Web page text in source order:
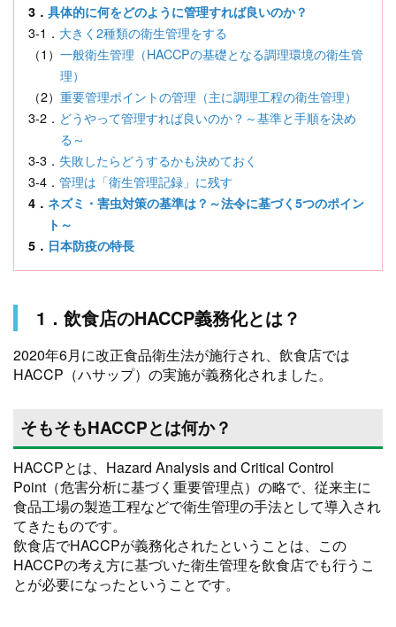
3． 具体的に何をどのように管理すれば良いのか？
3-1． 大きく2種類の衛生管理をする
（1） 一般衛生管理（HACCPの基礎となる調理環境の衛生管
理）
（2） 重要管理ポイントの管理（主に調理工程の衛生管理）
3-2． どうやって管理すれば良いのか？～基準と手順を決め
る～
3-3． 失敗したらどうするかも決めておく
3-4． 管理は「衛生管理記録」に残す
4． ネズミ・害虫対策の基準は？～法令に基づく5つのポイン
ト～
5． 日本防疫の特長
1．飲食店のHACCP義務化とは？
2020年6月に改正食品衛生法が施行され、飲食店では
HACCP（ハサップ）の実施が義務化されました。
そもそもHACCPとは何か？
HACCPとは、Hazard Analysis and Critical Control
Point（危害分析に基づく重要管理点）の略で、従来主に
食品工場の製造工程などで衛生管理の手法として導入され
てきたものです。
飲食店でHACCPが義務化されたということは、この
HACCPの考え方に基づいた衛生管理を飲食店でも行うこ
とが必要になったということです。